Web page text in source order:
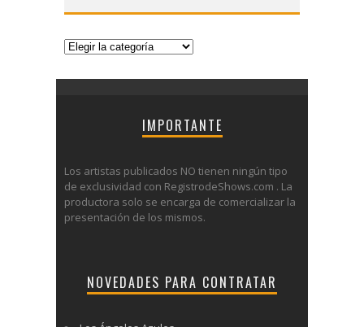
Categorías
IMPORTANTE
Los artistas publicados NO tienen ningún tipo
de exclusividad con RegistrodeShows.com . La
productora solo se encarga de comercializar la
presentación de los mismos.
NOVEDADES PARA CONTRATAR